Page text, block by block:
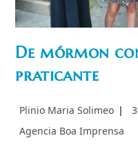
De mórmon
praticante
Autor
post:
Plinio Maria Solimeo
Categoria
Agencia Boa Imprensa